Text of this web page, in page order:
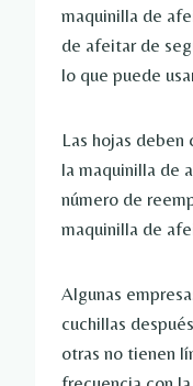
maquinilla de
de afeitar de
lo que puede
Las hojas
la maquinilla de
número de
maquinilla de
Algunas
cuchillas
otras no tienen